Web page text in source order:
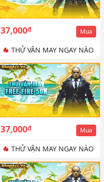
37,000đ Mua
THỬ VẬN MAY NGAY NÀO
37,000đ Mua
THỬ VẬN MAY NGAY NÀO